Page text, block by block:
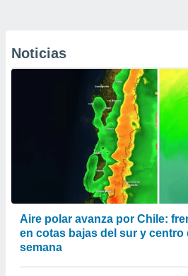
Noticias
Aire polar avanza por Chile:
en cotas bajas del sur y centro
semana